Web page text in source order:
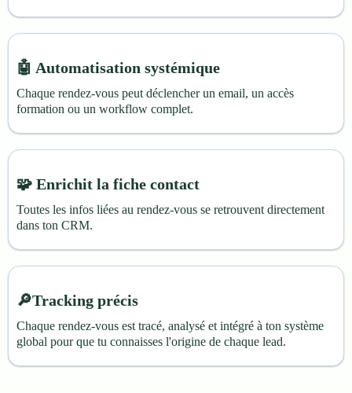
🤖 Automatisation systémique
Chaque rendez-vous peut déclencher un email, un accès
formation ou un workflow complet.
🧩 Enrichit la fiche contact
Toutes les infos liées au rendez-vous se retrouvent directement
dans ton CRM.
🔎Tracking précis
Chaque rendez-vous est tracé, analysé et intégré à ton système
global pour que tu connaisses l'origine de chaque lead.